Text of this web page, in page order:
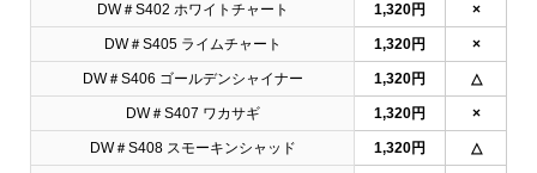
DW＃S402 ホワイトチャート 1,320円 ×
DW＃S405 ライムチャート 1,320円 ×
DW＃S406 ゴールデンシャイナー 1,320円 △
DW＃S407 ワカサギ 1,320円 ×
DW＃S408 スモーキンシャッド 1,320円 △